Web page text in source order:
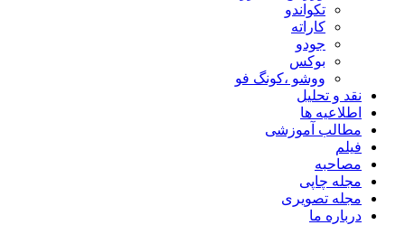
تکواندو
کاراته
جودو
بوکس
ووشو ،کونگ فو
نقد و تحلیل
اطلاعیه ها
مطالب آموزشی
فیلم
مصاحبه
مجله چاپی
مجله تصویری
درباره ما